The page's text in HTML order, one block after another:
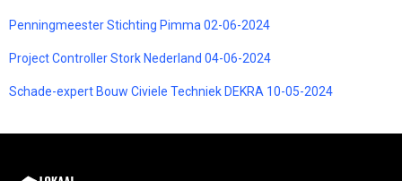
Penningmeester Stichting Pimma 02-06-2024
Project Controller Stork Nederland 04-06-2024
Schade-expert Bouw Civiele Techniek DEKRA 10-05-2024